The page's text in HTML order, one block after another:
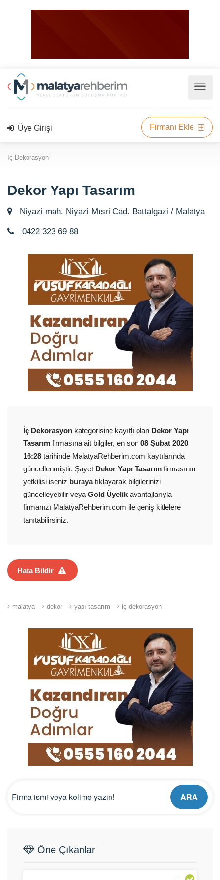
Üye Girişi Firmanı Ekle
İç Dekorasyon
Dekor Yapı Tasarım
Niyazi mah. Niyazi Mısri Cad. Battalgazi / Malatya
0422 323 69 88
İç Dekorasyon kategorisine kayıtlı olan Dekor Yapı
Tasarım firmasına ait bilgiler, en son 08 Şubat 2020
16:28 tarihinde MalatyaRehberim.com kaytılarında
güncellenmiştir. Şayet Dekor Yapı Tasarım firmasının
yetkilisi iseniz burayatıklayarak bilgilerinizi
güncelleyebilir veya Gold Üyelik avantajlarıyla
firmanızı MalatyaRehberim.com ile geniş kitlelere
tanıtabilirsiniz.
Hata Bildir
malatya dekor yapı tasarım iç dekorasyon
ARA
Öne Çıkanlar